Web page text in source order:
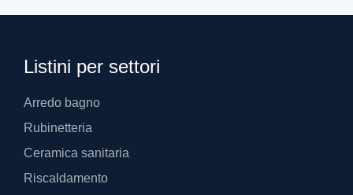
Listini per settori
Arredo bagno
Rubinetteria
Ceramica sanitaria
Riscaldamento